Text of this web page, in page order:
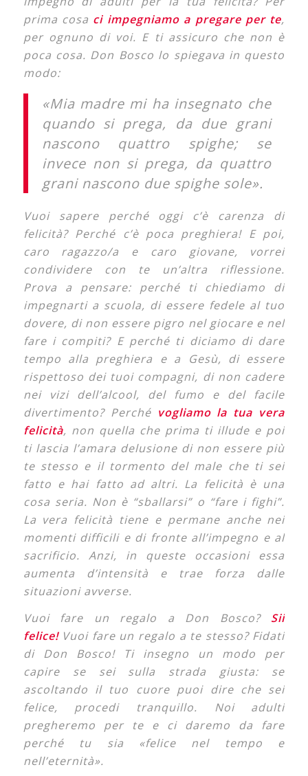
prima cosa ci impegniamo a pregare per te,
per ognuno di voi. E ti assicuro che non è
poca cosa. Don Bosco lo spiegava in questo
modo:
«Mia madre mi ha insegnato che
quando si prega, da due grani
nascono quattro spighe; se
invece non si prega, da quattro
grani nascono due spighe sole».
Vuoi sapere perché oggi c’è carenza di
felicità? Perché c’è poca preghiera! E poi,
caro ragazzo/a e caro giovane, vorrei
condividere con te un’altra riflessione.
Prova a pensare: perché ti chiediamo di
impegnarti a scuola, di essere fedele al tuo
dovere, di non essere pigro nel giocare e nel
fare i compiti? E perché ti diciamo di dare
tempo alla preghiera e a Gesù, di essere
rispettoso dei tuoi compagni, di non cadere
nei vizi dell’alcool, del fumo e del facile
divertimento? Perché vogliamo la tua vera
felicità, non quella che prima ti illude e poi
ti lascia l’amara delusione di non essere più
te stesso e il tormento del male che ti sei
fatto e hai fatto ad altri. La felicità è una
cosa seria. Non è “sballarsi” o “fare i fighi”.
La vera felicità tiene e permane anche nei
momenti difficili e di fronte all’impegno e al
sacrificio. Anzi, in queste occasioni essa
aumenta d’intensità e trae forza dalle
situazioni avverse.
Vuoi fare un regalo a Don Bosco? Sii
felice!Vuoi fare un regalo a te stesso? Fidati
di Don Bosco! Ti insegno un modo per
capire se sei sulla strada giusta: se
ascoltando il tuo cuore puoi dire che sei
felice, procedi tranquillo. Noi adulti
pregheremo per te e ci daremo da fare
perché tu sia «felice nel tempo e
nell’eternità».